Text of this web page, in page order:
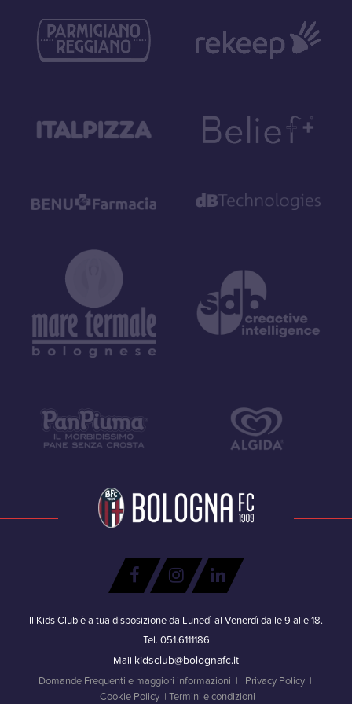
Il Kids Club è a tua disposizione da Lunedì al Venerdì dalle 9 alle 18.
Tel. 051.6111186
Mail kidsclub@bolognafc.it
Domande Frequenti e maggiori informazioni | Privacy Policy|
Cookie Policy| Termini e condizioni